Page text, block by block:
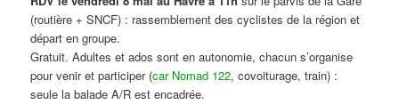
(routière + SNCF) : rassemblement des cyclistes de la région et
départ en groupe.
Gratuit. Adultes et ados sont en autonomie, chacun s’organise
pour venir et participer (car Nomad 122, covoiturage, train) :
seule la balade A/R est encadrée.